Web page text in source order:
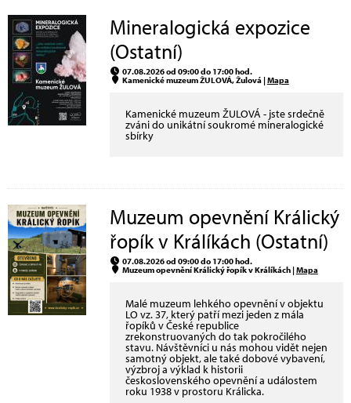
Mineralogická expozice
(Ostatní)
07.08.2026 od 09:00 do 17:00 hod.
Kamenické muzeum ŽULOVÁ, Žulová |Mapa
Kamenické muzeum ŽULOVÁ - jste srdečně
zváni do unikátní soukromé mineralogické
sbírky
Muzeum opevnění Králický
řopík v Králíkách (Ostatní)
07.08.2026 od 09:00 do 17:00 hod.
Muzeum opevnění Králický řopík v Králíkách |Mapa
Malé muzeum lehkého opevnění v objektu
LO vz. 37, který patří mezi jeden z mála
řopíků v České republice
zrekonstruovaných do tak pokročilého
stavu. Návštěvníci u nás mohou vidět nejen
samotný objekt, ale také dobové vybavení,
výzbroj a výklad k historii
československého opevnění a událostem
roku 1938 v prostoru Králicka.